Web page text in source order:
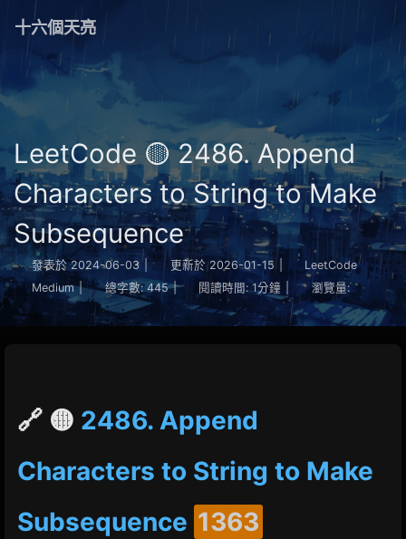
十六個天亮
LeetCode 🟡 2486. Append
Characters to String to Make
Subsequence
發表於 2024-06-03 | 更新於 2026-01-15
LeetCode
Medium | 總字數: 445 | 閱讀時間: 1分鐘 瀏覽量:
🔗 🟡 2486. Append
Characters to String to Make
Subsequence 1363